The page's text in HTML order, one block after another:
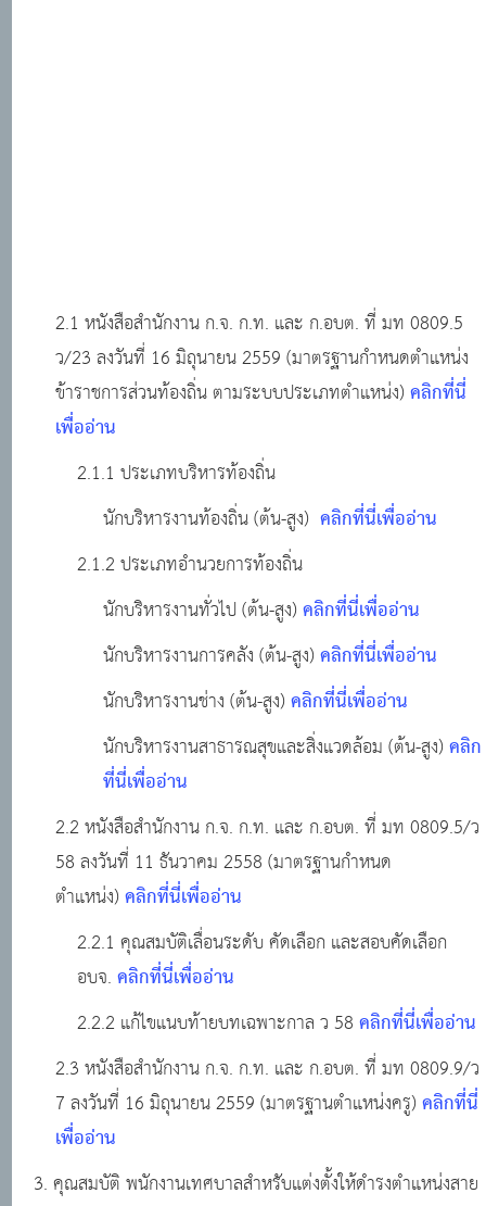
2.1 หนังสือสำนักงาน ก.จ. ก.ท. และ ก.อบต. ที่ มท 0809.5
ว/23 ลงวันที่ 16 มิถุนายน 2559 (มาตรฐานกำหนดตำแหน่ง
ข้าราชการส่วนท้องถิ่น ตามระบบประเภทตำแหน่ง)คลิกที่นี่
เพื่ออ่าน
2.1.1 ประเภทบริหารท้องถิ่น
นักบริหารงานท้องถิ่น (ต้น-สูง)คลิกที่นี่เพื่ออ่าน
2.1.2 ประเภทอำนวยการท้องถิ่น
นักบริหารงานทั่วไป (ต้น-สูง)คลิกที่นี่เพื่ออ่าน
นักบริหารงานการคลัง (ต้น-สูง)คลิกที่นี่เพื่ออ่าน
นักบริหารงานช่าง (ต้น-สูง)คลิกที่นี่เพื่ออ่าน
นักบริหารงานสาธารณสุขและสิ่งแวดล้อม (ต้น-สูง)คลิก
ที่นี่เพื่ออ่าน
2.2 หนังสือสำนักงาน ก.จ. ก.ท. และ ก.อบต. ที่ มท 0809.5/ว
58 ลงวันที่ 11 ธันวาคม 2558 (มาตรฐานกำหนด
ตำแหน่ง)คลิกที่นี่เพื่ออ่าน
2.2.1 คุณสมบัติเลื่อนระดับ คัดเลือก และสอบคัดเลือก
อบจ.คลิกที่นี่เพื่ออ่าน
2.2.2 แก้ไขแนบท้ายบทเฉพาะกาล ว 58คลิกที่นี่เพื่ออ่าน
2.3 หนังสือสำนักงาน ก.จ. ก.ท. และ ก.อบต. ที่ มท 0809.9/ว
7 ลงวันที่ 16 มิถุนายน 2559 (มาตรฐานตำแหน่งครู)คลิกที่นี่
เพื่ออ่าน
3. คุณสมบัติ พนักงานเทศบาลสำหรับแต่งตั้งให้ดำรงตำแหน่งสาย